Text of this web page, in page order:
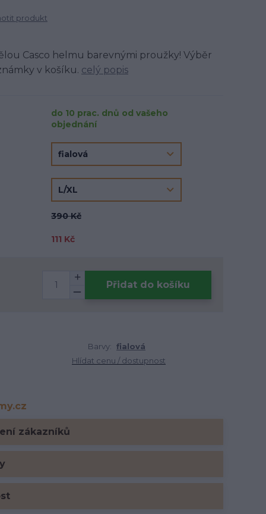
produkt
Casco helmu barevnými proužky! Výběr
v košíku. celý popis
do 10 prac. dnů od vašeho
objednání
390 Kč
111 Kč
Přidat do košíku
Barvy: fialová
Hlídat cenu / dostupnost
zákazníků